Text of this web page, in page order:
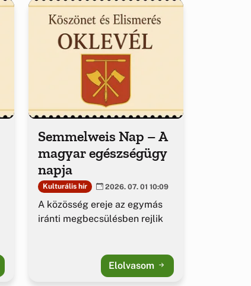
Semmelweis Nap – A
magyar egészségügy
napja
Kulturális hír 2026. 07. 01 10:09
A közösség ereje az egymás
iránti megbecsülésben rejlik
Elolvasom